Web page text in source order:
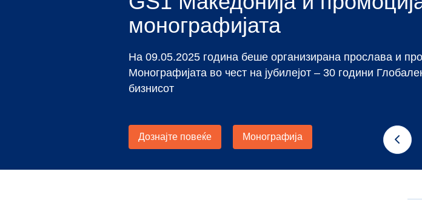
Доколку Вие е потребен бар код, тогаш сте на
вистинското место.
Аплицирај за бар код